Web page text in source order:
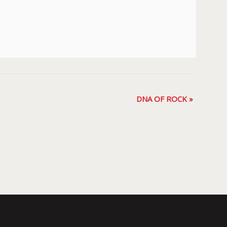
DNA OF ROCK »